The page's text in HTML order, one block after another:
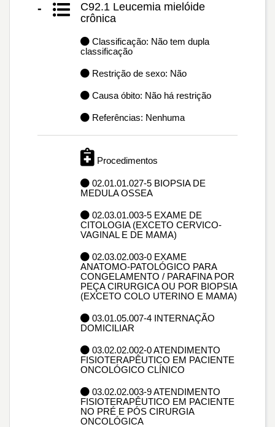
-
C92.1 Leucemia mielóide
crônica
Classificação: Não tem dupla
classificação
Restrição de sexo: Não
Causa óbito: Não há restrição
Referências: Nenhuma
Procedimentos
02.01.01.027-5 BIOPSIA DE
MEDULA OSSEA
02.03.01.003-5 EXAME DE
CITOLOGIA (EXCETO CERVICO-
VAGINAL E DE MAMA)
02.03.02.003-0 EXAME
ANATOMO-PATOLÓGICO PARA
CONGELAMENTO / PARAFINA POR
PEÇA CIRURGICA OU POR BIOPSIA
(EXCETO COLO UTERINO E MAMA)
03.01.05.007-4 INTERNAÇÃO
DOMICILIAR
03.02.02.002-0 ATENDIMENTO
FISIOTERAPÊUTICO EM PACIENTE
ONCOLÓGICO CLÍNICO
03.02.02.003-9 ATENDIMENTO
FISIOTERAPÊUTICO EM PACIENTE
NO PRÉ E PÓS CIRURGIA
ONCOLÓGICA